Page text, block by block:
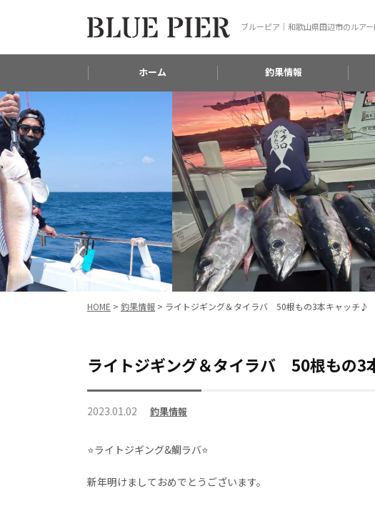
ブルーピア｜和歌山県田辺市のルア
ホーム 釣果情報
HOME > 釣果情報 > ライトジギング＆タイラバ 50根もの3本キャッチ♪
ライトジギング＆タイラバ 50根もの3
2023.01.02 釣果情報
⭐ライトジギング&鯛ラバ⭐
新年明けましておめでとうございます。